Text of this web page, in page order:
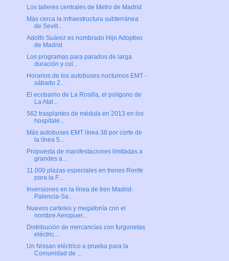
Los talleres centrales de Metro de Madrid
Más cerca la infraestructura subterránea
de Sevill...
Adolfo Suárez es nombrado Hijo Adoptivo
de Madrid
Los programas para parados de larga
duración y col...
Horarios de los autobuses nocturnos EMT -
sábado 2...
El ecobarrio de La Rosilla, el polígono de
La Atal...
562 trasplantes de médula en 2013 en los
hospitale...
Más autobuses EMT línea 38 por corte de
la línea 5...
Propuesta de manifestaciones limitadas a
grandes a...
11.000 plazas especiales en trenes Renfe
para la F...
Inversiones en la línea de tren Madrid-
Palencia-Sa...
Nuevos carteles y megafonía con el
nombre Aeropuer...
Distribución de mercancías con furgonetas
eléctric...
Un Nissan eléctrico a prueba para la
Comunidad de ...